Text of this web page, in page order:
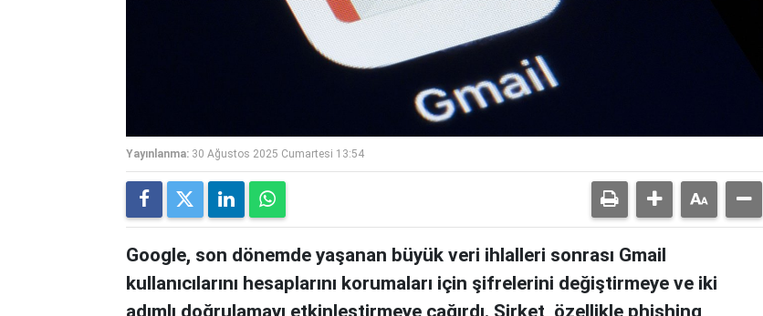
Yayınlanma: 30 Ağustos 2025 Cumartesi 13:54
Google, son dönemde yaşanan büyük veri ihlalleri sonrası Gmail
kullanıcılarını hesaplarını korumaları için şifrelerini değiştirmeye ve iki
adımlı doğrulamayı etkinleştirmeye çağırdı. Şirket, özellikle phishing